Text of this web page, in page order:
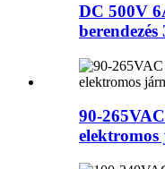
DC 500V
90-